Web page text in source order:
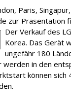
Paris,
zur Präsentation
Der Verkauf des
Korea. Das Gerät
ungefähr 180
in den
können sich